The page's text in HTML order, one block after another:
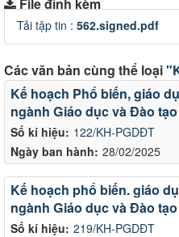
Tải tập tin : 562.signed.pdf
Các văn bản cùng thể loại
Số kí hiệu: 122/KH-PGDĐT
Ngày ban hành: 28/02/2025
Kế hoạch Phổ biến, giáo
ngành Giáo dục và Đào
Số kí hiệu: 219/KH-PGDĐT
Kế hoạch phổ biến. giáo
ngành Giáo dục và Đào